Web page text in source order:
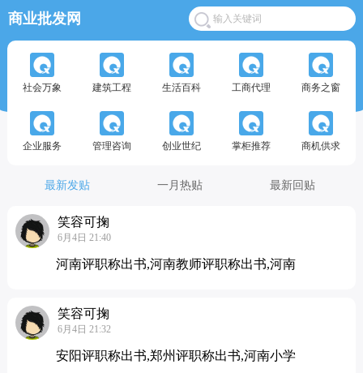
商业批发网
社会万象 建筑工程 生活百科 工商代理 商务之窗
企业服务 管理咨询 创业世纪 掌柜推荐 商机供求
最新发贴 一月热贴 最新回贴
笑容可掬
6月4日 21:40
河南评职称出书,河南教师评职称出书,河南
笑容可掬
6月4日 21:32
安阳评职称出书,郑州评职称出书,河南小学